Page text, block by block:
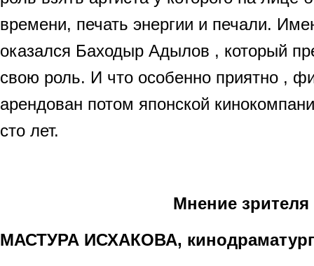
времени, печать энергии и печали.
оказался Баходыр Адылов , который
свою роль. И что особенно приятно ,
арендован потом японской
сто лет.
Мнение зрителя
МАСТУРА ИСХАКОВА, кинодраматург